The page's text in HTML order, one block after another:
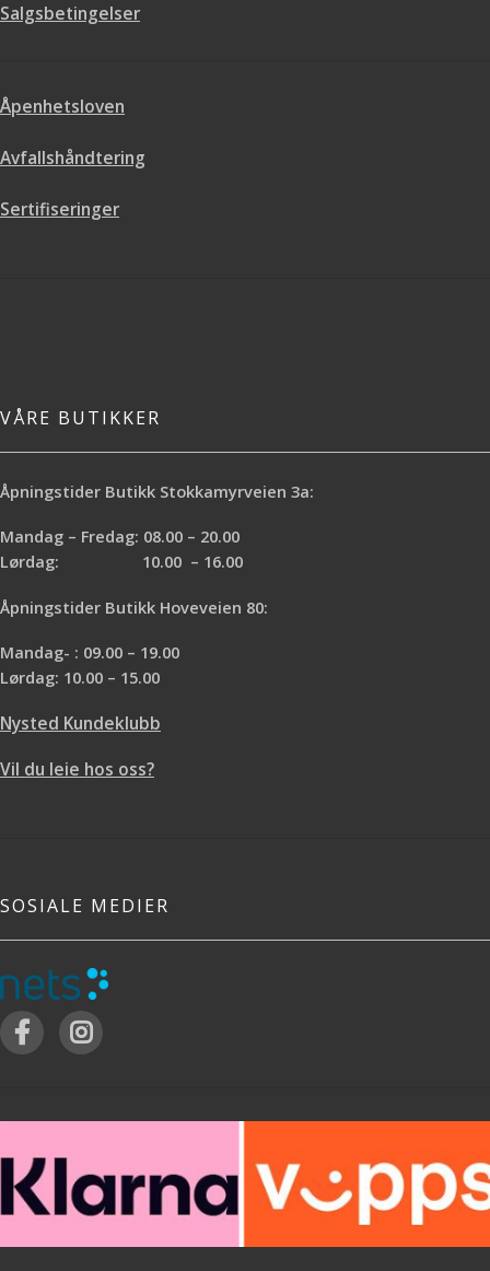
Salgsbetingelser
Åpenhetsloven
Avfallshåndtering
Sertifiseringer
VÅRE BUTIKKER
Åpningstider Butikk Stokkamyrveien 3a:
Mandag – Fredag: 08.00 – 20.00
Lørdag: 10.00 – 16.00
Åpningstider Butikk Hoveveien 80:
Mandag- : 09.00 – 19.00
Lørdag: 10.00 – 15.00
Nysted Kundeklubb
Vil du leie hos oss?
SOSIALE MEDIER